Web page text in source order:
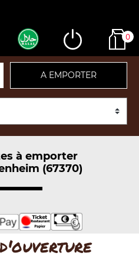
0
A EMPORTER
à emporter
(67370)